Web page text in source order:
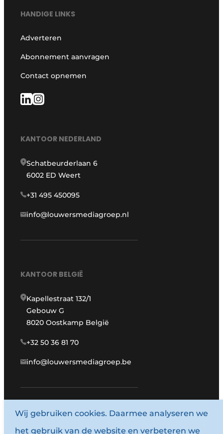
HANDIGE LINKS
Adverteren
Abonnement aanvragen
Contact opnemen
KANTOOR NEDERLAND
Schatbeurderlaan 6
6002 ED Weert
+31 495 450095
info@louwersmediagroep.nl
KANTOOR BELGIË
Kapellestraat 132/1
Gebouw G
8020 Oostkamp België
+32 50 36 81 70
info@louwersmediagroep.be
www.louwersmediagroep.com
© 1987 - 2026 Louwersmediagroep.
Wij gebruiken cookies. Daarmee analyseren we
het gebruik van de website en verbeteren we